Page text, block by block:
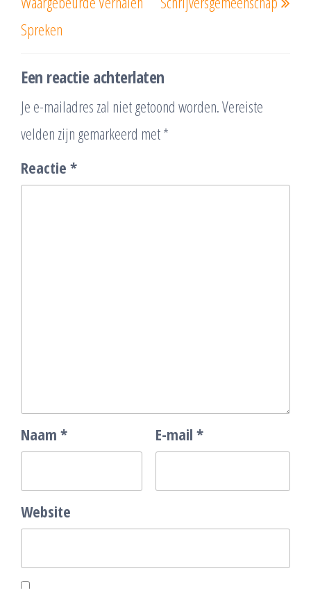
Spreken
Een reactie achterlaten
Je e-mailadres zal niet getoond worden.Vereiste
velden zijn gemarkeerd met*
Reactie *
Naam * E-mail *
Website